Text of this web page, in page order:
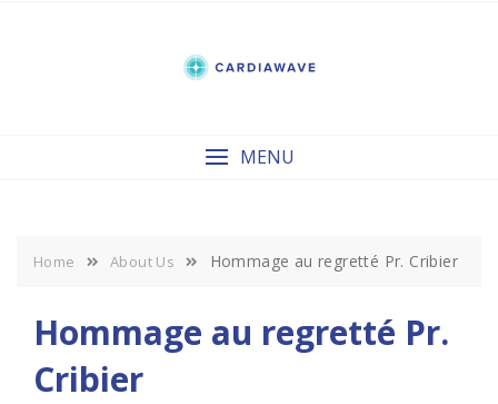
MENU
Home About Us Hommage au regretté Pr. Cribier
Hommage au regretté Pr.
Cribier